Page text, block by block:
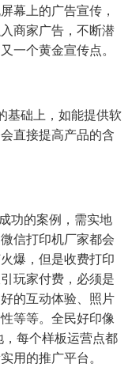
幕上的广告宣传，
商家广告，不断潜
一个黄金宣传点。
基础上，如能提供软
直接提高产品的含
功的案例，需实地
信打印机厂家都会
爆，但是收费打印
玩家付费，必须是
的互动体验、照片
等等。全民好印像
每个样板运营点都
用的推广平台。